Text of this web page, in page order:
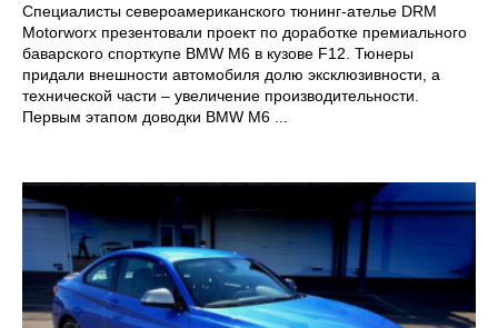
Специалисты североамериканского тюнинг-ателье DRM
Motorworx презентовали проект по доработке премиального
баварского спорткупе BMW M6 в кузове F12. Тюнеры
придали внешности автомобиля долю эксклюзивности, а
технической части – увеличение производительности.
Первым этапом доводки BMW M6 ...